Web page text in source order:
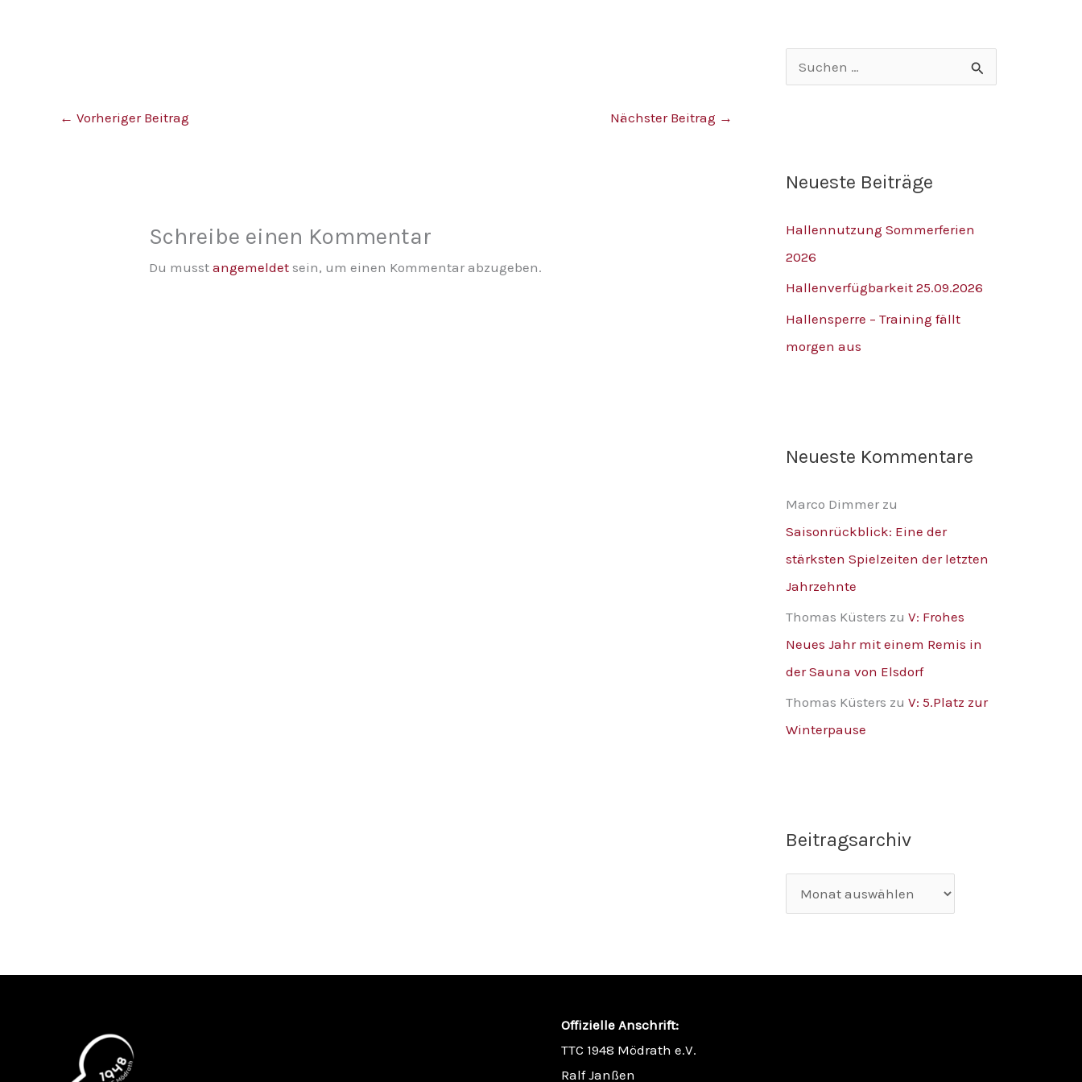
← Vorheriger Beitrag Nächster Beitrag →
Schreibe einen Kommentar
Du musstangemeldet sein, um einen Kommentar abzugeben.
e
n
a
c
h
:
Neueste Beiträge
Hallennutzung Sommerferien
2026
Hallenverfügbarkeit 25.09.2026
Hallensperre – Training fällt
morgen aus
Neueste Kommentare
Marco Dimmer zu
Saisonrückblick: Eine der
stärksten Spielzeiten der letzten
Jahrzehnte
Thomas Küsters zu V: Frohes
Neues Jahr mit einem Remis in
der Sauna von Elsdorf
Thomas Küsters zu V: 5.Platz zur
Winterpause
Beitragsarchiv
Offizielle Anschrift:
TTC 1948 Mödrath e.V.
Ralf Janßen